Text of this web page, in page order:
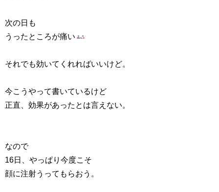
次の日も
うったところが痛い
それでも効いてくれればいいけど。
今こうやって書いているけど
正直、効果があったとは言えない。
なので
16日、やっぱり今度こそ
顔に注射うってもらおう。